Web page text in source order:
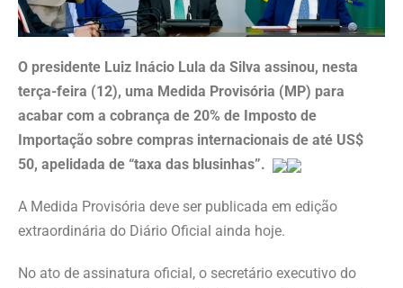
O presidente Luiz Inácio Lula da Silva assinou, nesta
terça-feira (12), uma Medida Provisória (MP) para
acabar com a cobrança de 20% de Imposto de
Importação sobre compras internacionais de até US$
50, apelidada de “taxa das blusinhas”.
A Medida Provisória deve ser publicada em edição
extraordinária do Diário Oficial ainda hoje.
No ato de assinatura oficial, o secretário executivo do